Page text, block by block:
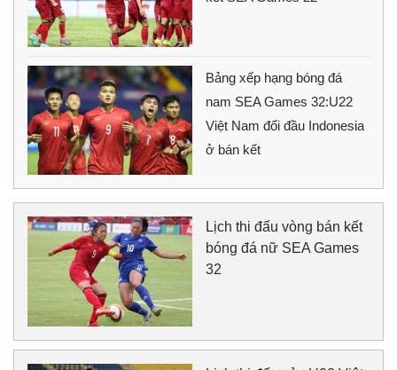
Bảng xếp hạng bóng đá
nam SEA Games 32:U22
Việt Nam đối đầu Indonesia
ở bán kết
Lịch thi đấu vòng bán kết
bóng đá nữ SEA Games
32